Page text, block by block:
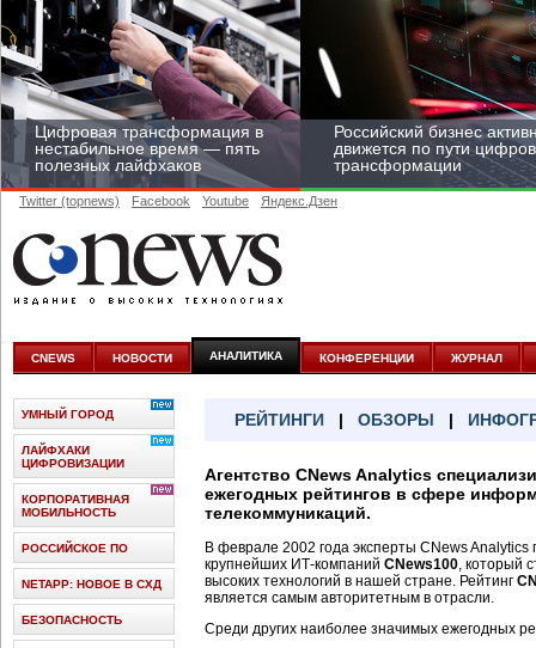
Цифровая трансформация в
нестабильное время — пять
полезных лайфхаков
Российский бизнес
движется по пути
трансформации
цифровизироваться со
скоростью крупных
корпораций
Twitter (topnews) Facebook Youtube Яндекс.Дзен
CNEWS НОВОСТИ АНАЛИТИКА КОНФЕРЕНЦИИ ЖУРНАЛ
РЕЙТИНГИ | ОБЗОРЫ |
Агентство CNews Analytics
ежегодных рейтингов в сфере
телекоммуникаций.
В феврале 2002 года эксперты CNews Analytics
крупнейших ИТ-компаний CNews100, который
высоких технологий в нашей стране. Рейтинг
является самым авторитетным в отрасли.
Среди других наиболее значимых ежегодных
УМНЫЙ ГОРОД
ЛАЙФХАКИ
ЦИФРОВИЗАЦИИ
КОРПОРАТИВНАЯ
МОБИЛЬНОСТЬ
РОССИЙСКОЕ ПО
NETAPP: НОВОЕ В СХД
БЕЗОПАСНОСТЬ